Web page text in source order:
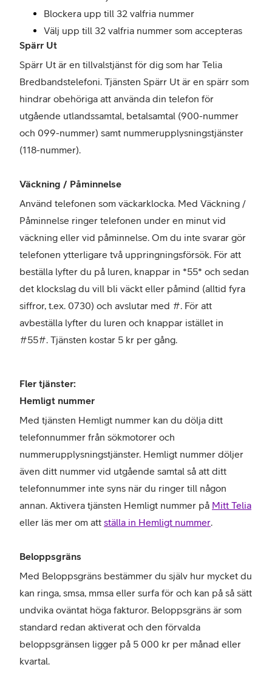
Blockera upp till 32 valfria nummer
Välj upp till 32 valfria nummer som accepteras
Spärr Ut
Spärr Ut är en tillvalstjänst för dig som har Telia
Bredbandstelefoni. Tjänsten Spärr Ut är en spärr som
hindrar obehöriga att använda din telefon för
utgående utlandssamtal, betalsamtal (900-nummer
och 099-nummer) samt nummerupplysningstjänster
(118-nummer).
Väckning / Påminnelse
Använd telefonen som väckarklocka. Med Väckning /
Påminnelse ringer telefonen under en minut vid
väckning eller vid påminnelse. Om du inte svarar gör
telefonen ytterligare två uppringningsförsök. För att
beställa lyfter du på luren, knappar in *55* och sedan
det klockslag du vill bli väckt eller påmind (alltid fyra
siffror, t.ex. 0730) och avslutar med #. För att
avbeställa lyfter du luren och knappar istället in
#55#. Tjänsten kostar 5 kr per gång.
Fler tjänster:
Hemligt nummer
Med tjänsten Hemligt nummer kan du dölja ditt
telefonnummer från sökmotorer och
nummerupplysningstjänster. Hemligt nummer döljer
även ditt nummer vid utgående samtal så att ditt
telefonnummer inte syns när du ringer till någon
annan. Aktivera tjänsten Hemligt nummer på Mitt Telia
eller läs mer om att ställa in Hemligt nummer.
Beloppsgräns
Med Beloppsgräns bestämmer du själv hur mycket du
kan ringa, smsa, mmsa eller surfa för och kan på så sätt
undvika oväntat höga fakturor. Beloppsgräns är som
standard redan aktiverat och den förvalda
beloppsgränsen ligger på 5 000 kr per månad eller
kvartal.